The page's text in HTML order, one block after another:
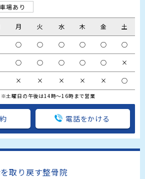
場あり
月 火 水 木 金 土
○ ○ ○ ○ ○ ○
○ ○ ○ ○ ○ ×
× × × × × ○
土曜日の午後は14時～16時まで営業
電話をかける
取り戻す整骨院